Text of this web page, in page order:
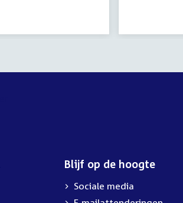
Blijf op de hoogte
Sociale media